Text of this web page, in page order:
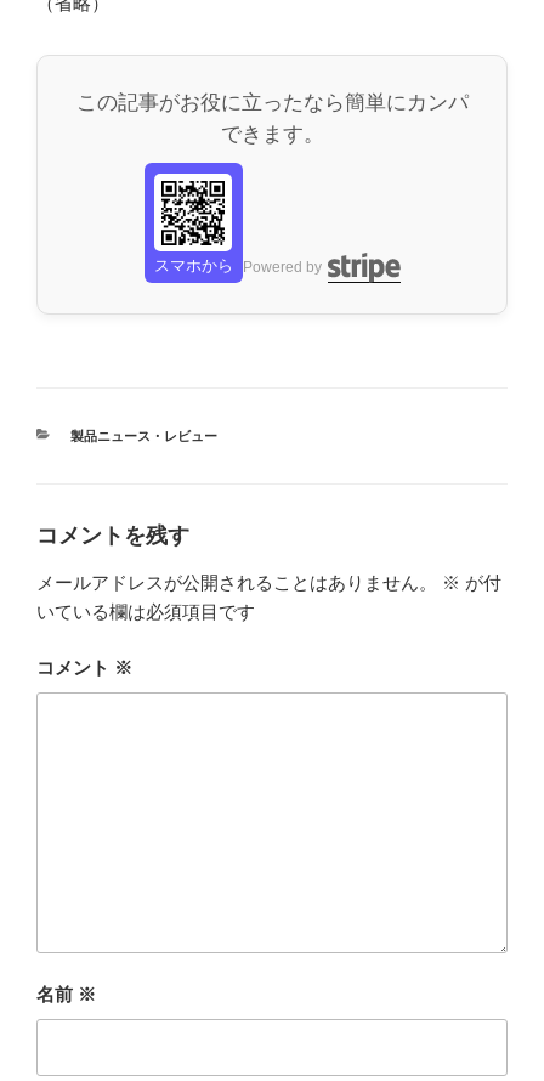
この記事がお役に立ったなら簡単にカンパ
できます。
スマホから Powered by
カ
製品ニュース・レビュー
コメントを残す
メールアドレスが公開されることはありません。 ※ が付
いている欄は必須項目です
コメント ※
名前 ※